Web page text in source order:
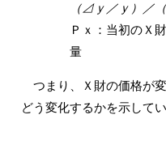
（⊿ｙ／ｙ）／
Ｐｘ：当初のＸ
量
つまり、Ｘ財の価格が
どう変化するかを示して